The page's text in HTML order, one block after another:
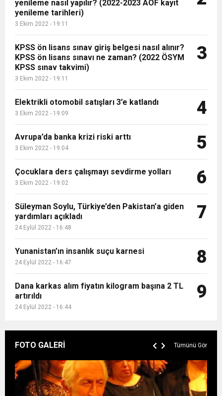
16:44 Dana karkas alım fiyatın kilogram başına 2 TL
çıkışını yorumladı
19:12 Endonezya’da futbol maçında izdiham: 125
ölü
yenileme nasıl yapılır? (2022-2023 AÖF kayıt
yenileme tarihleri)
3 Ekim 2022 - 19:11
KPSS ön lisans sınav giriş belgesi nasıl alınır?
KPSS ön lisans sınavı ne zaman? (2022 ÖSYM
KPSS sınav takvimi)
3 Ekim 2022 - 19:11
3
Elektrikli otomobil satışları 3’e katlandı
3 Ekim 2022 - 19:09 4
Avrupa’da banka krizi riski arttı
3 Ekim 2022 - 19:04 5
Çocuklara ders çalışmayı sevdirme yolları
3 Ekim 2022 - 19:02 6
Süleyman Soylu, Türkiye’den Pakistan’a giden
yardımları açıkladı
24 Eylül 2022 - 16:48
7
Yunanistan’ın insanlık suçu karnesi
24 Eylül 2022 - 16:47 8
Dana karkas alım fiyatın kilogram başına 2 TL
artırıldı
24 Eylül 2022 - 16:44
9
FOTO GALERİ Tümünü Gör